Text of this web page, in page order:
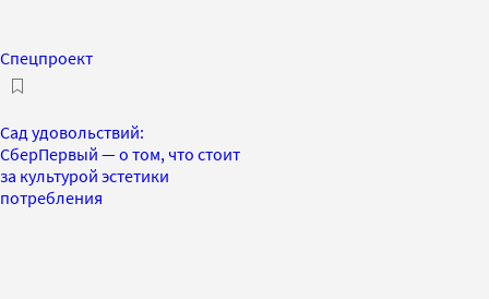
Спецпроект
Сад удовольствий:
СберПервый — о том, что стоит
за культурой эстетики
потребления